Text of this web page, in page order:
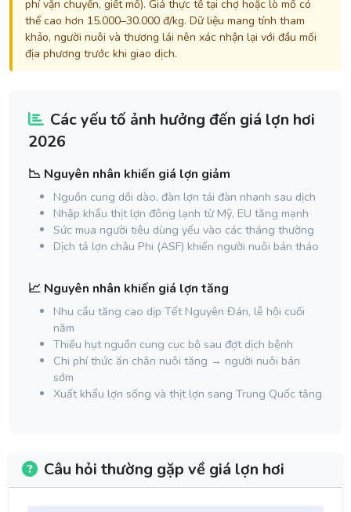
phí vận chuyển, giết mổ). Giá thực tế tại chợ hoặc lò mổ có
thể cao hơn 15.000–30.000 đ/kg. Dữ liệu mang tính tham
khảo, người nuôi và thương lái nên xác nhận lại với đầu mối
địa phương trước khi giao dịch.
Các yếu tố ảnh hưởng đến giá lợn hơi
2026
📉 Nguyên nhân khiến giá lợn giảm
Nguồn cung dồi dào, đàn lợn tái đàn nhanh sau dịch
Nhập khẩu thịt lợn đông lạnh từ Mỹ, EU tăng mạnh
Sức mua người tiêu dùng yếu vào các tháng thường
Dịch tả lợn châu Phi (ASF) khiến người nuôi bán tháo
📈 Nguyên nhân khiến giá lợn tăng
Nhu cầu tăng cao dịp Tết Nguyên Đán, lễ hội cuối
năm
Thiếu hụt nguồn cung cục bộ sau đợt dịch bệnh
Chi phí thức ăn chăn nuôi tăng → người nuôi bán
sớm
Xuất khẩu lợn sống và thịt lợn sang Trung Quốc tăng
Câu hỏi thường gặp về giá lợn hơi